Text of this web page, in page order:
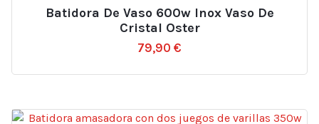
Batidora De Vaso 600w Inox Vaso De
Cristal Oster
79,90 €